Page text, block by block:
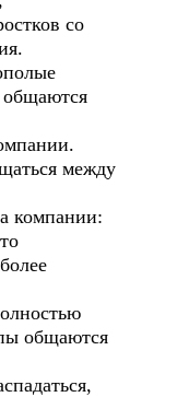
со
общаются
между
компании:
общаются